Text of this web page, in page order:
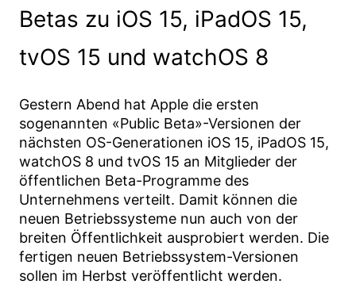
Betas zu iOS 15, iPadOS 15,
tvOS 15 und watchOS 8
Gestern Abend hat Apple die ersten
sogenannten «Public Beta»-Versionen der
nächsten OS-Generationen iOS 15, iPadOS 15,
watchOS 8 und tvOS 15 an Mitglieder der
öffentlichen Beta-Programme des
Unternehmens verteilt. Damit können die
neuen Betriebssysteme nun auch von der
breiten Öffentlichkeit ausprobiert werden. Die
fertigen neuen Betriebssystem-Versionen
sollen im Herbst veröffentlicht werden.